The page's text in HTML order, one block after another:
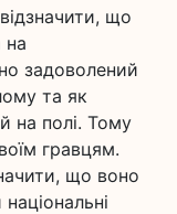
що
на
задоволений
та як
на полі. Тому
гравцям.
що воно